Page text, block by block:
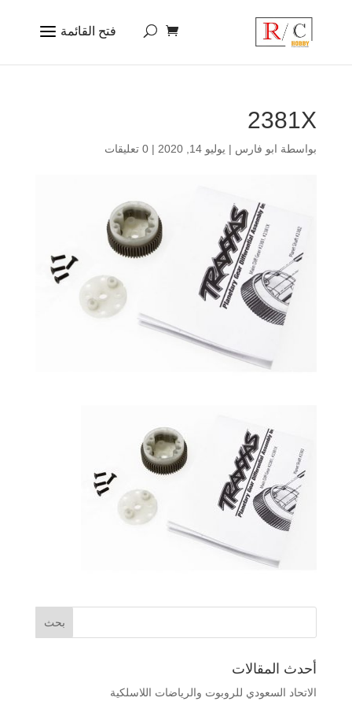
2381X
بواسطة ابو فارس | يوليو 14, 2020 | 0 تعليقات
أحدث المقالات
الاتحاد السعودي للروبوت والرياضات اللاسلكية